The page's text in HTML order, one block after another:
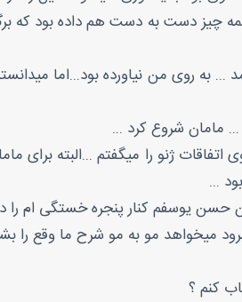
همه چیز دست به دست هم داده بود
... به روی من نیاورده بود...اما
مامان شروع کرد ...
اتفاقات ژنو را میگفتم ...البته
...
یوسفم کنار پنجره خستگی ام را
میخواهد مو به مو شرح ما وقع را
کنم ؟